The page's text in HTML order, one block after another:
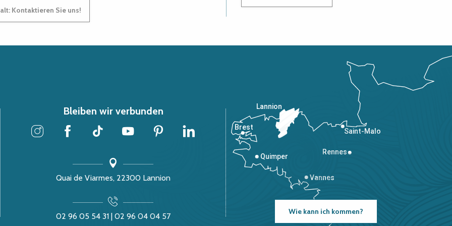
Kontaktieren Sie uns!
Bleiben wir verbunden
Quai de Viarmes, 22300 Lannion
02 96 05 54 31 | 02 96 04 04 57
Saint-Malo
Rennes
Vannes
Quimper
Lannion
Brest
Wie kann ich kommen?